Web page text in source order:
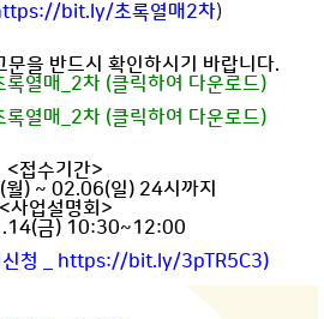
bit.ly/초록열매2차)
을 반드시 확인하시기 바랍니다.
록열매_2차 (클릭하여 다운로드)
록열매_2차 (클릭하여 다운로드)
<접수기간>
) ~ 02.06(일) 24시까지
<사업설명회>
금) 10:30~12:00
청 _ https://bit.ly/3pTR5C3)